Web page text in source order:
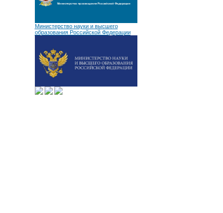
Министерство науки и высшего
образования Российской Федерации